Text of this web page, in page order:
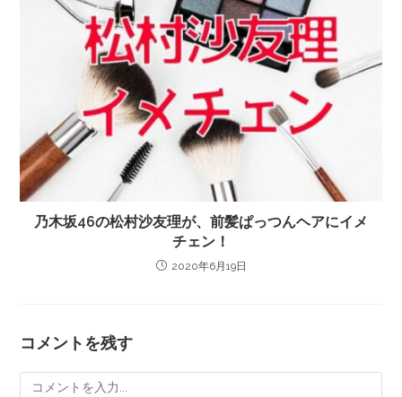
乃木坂46の松村沙友理が、前髪ぱっつんヘアにイメ
チェン！
2020年6月19日
コメントを残す